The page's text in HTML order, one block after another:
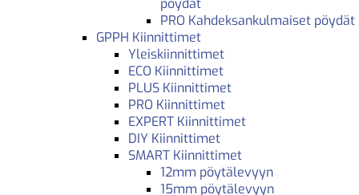
PRO Kahdeksankulmaiset pöydät
GPPH Kiinnittimet
Yleiskiinnittimet
ECO Kiinnittimet
PLUS Kiinnittimet
PRO Kiinnittimet
EXPERT Kiinnittimet
DIY Kiinnittimet
SMART Kiinnittimet
12mm pöytälevyyn
15mm pöytälevyyn